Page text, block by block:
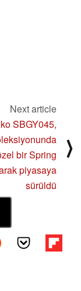
Next article
SBGY045,
bir Spring
piyasaya
sürüldü
⟩